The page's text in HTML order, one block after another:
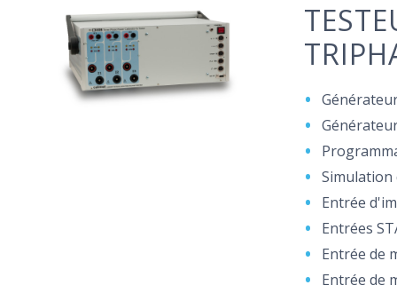
Simulation
Entrée
Entrées
Entrée de
Entrée de